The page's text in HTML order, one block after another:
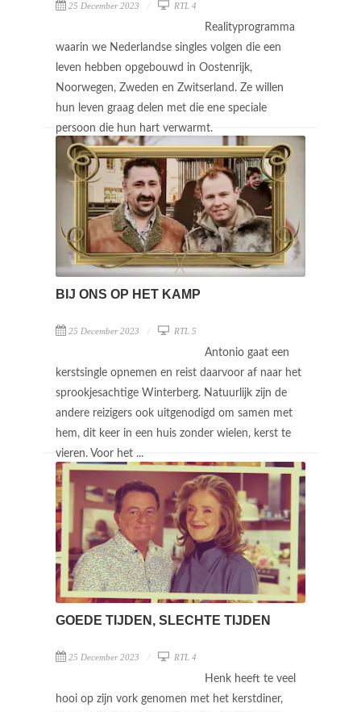
25 December 2023 RTL 4
Realityprogramma
waarin we Nederlandse singles volgen die een
leven hebben opgebouwd in Oostenrijk,
Noorwegen, Zweden en Zwitserland. Ze willen
hun leven graag delen met die ene speciale
persoon die hun hart verwarmt.
BIJ ONS OP HET KAMP
25 December 2023 RTL 5
Antonio gaat een
kerstsingle opnemen en reist daarvoor af naar het
sprookjesachtige Winterberg. Natuurlijk zijn de
andere reizigers ook uitgenodigd om samen met
hem, dit keer in een huis zonder wielen, kerst te
vieren. Voor het ...
GOEDE TIJDEN, SLECHTE TIJDEN
25 December 2023 RTL 4
Henk heeft te veel
hooi op zijn vork genomen met het kerstdiner,